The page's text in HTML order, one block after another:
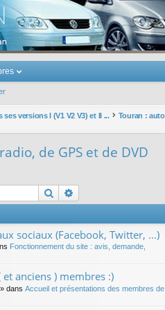
Touran
versions I (V1 V2 V3) et II ...
de GPS et de DVD
Rechercher
sociaux (Facebook, Twitter, ...)
Fonctionnement du site : avis, demande,
anciens ) membres :)
» dans Accueil et présentations des membres de